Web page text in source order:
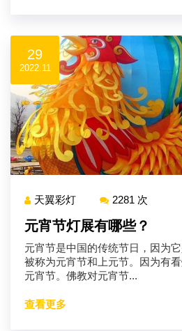
29
2022.11
天翼彩灯 2281 次
元宵节灯展有哪些？
元宵节是中国的传统节日，因为
被称为元宵节和上元节。因为有
元宵节。佛教对元宵节...
查看更多